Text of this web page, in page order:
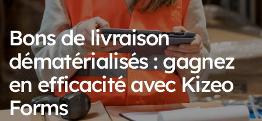
Bons de livraison
dématérialisés : gagnez
en efficacité avec Kizeo
Forms